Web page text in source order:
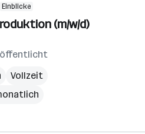
Einblicke
(m/w/d)
Vollzeit